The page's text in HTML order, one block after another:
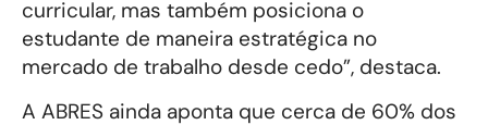
curricular, mas também posiciona o
estudante de maneira estratégica no
mercado de trabalho desde cedo”, destaca.
A ABRES ainda aponta que cerca de 60% dos